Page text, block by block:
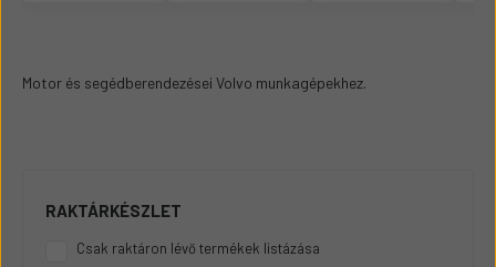
Motor és segédberendezései Volvo munkagépekhez.
RAKTÁRKÉSZLET
Csak raktáron lévő termékek listázása